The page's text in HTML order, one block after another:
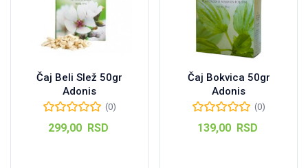
Čaj Beli Slež 50gr
Adonis
(0)
299,00 RSD
Čaj Bokvica 50gr
Adonis
(0)
139,00 RSD